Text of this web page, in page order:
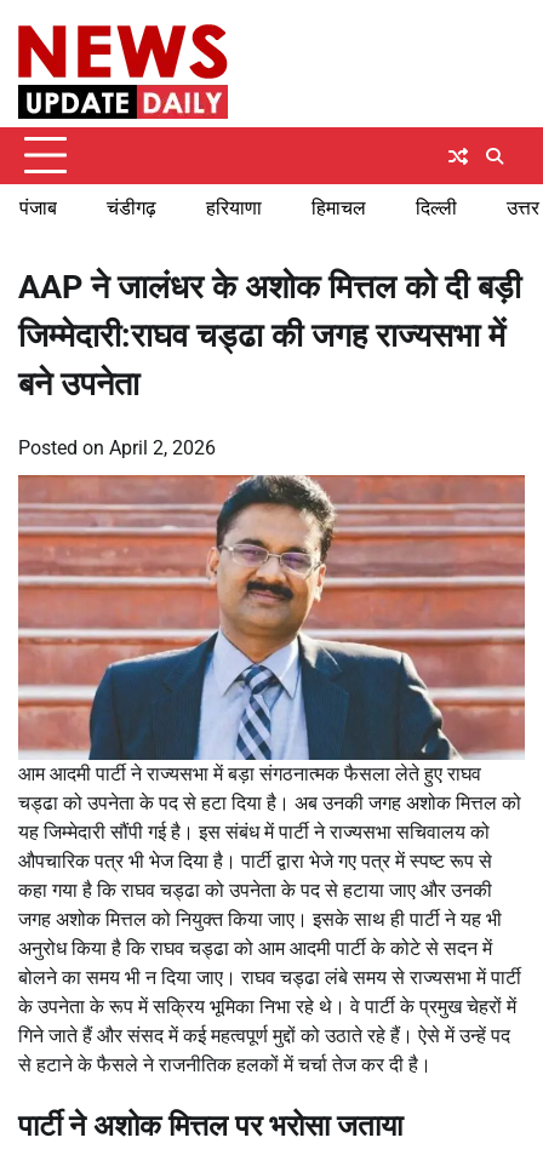
content
पंजाब चंडीगढ़ हरियाणा हिमाचल दिल्ली
AAP ने जालंधर के अशोक मित्तल को दी बड़ी
जिम्मेदारी:राघव चड्ढा की जगह राज्यसभा में
बने उपनेता
Posted on April 2, 2026
आम आदमी पार्टी ने राज्यसभा में बड़ा संगठनात्मक फैसला लेते हुए राघव
चड्ढा को उपनेता के पद से हटा दिया है। अब उनकी जगह अशोक मित्तल को
यह जिम्मेदारी सौंपी गई है। इस संबंध में पार्टी ने राज्यसभा सचिवालय को
औपचारिक पत्र भी भेज दिया है। पार्टी द्वारा भेजे गए पत्र में स्पष्ट रूप से
कहा गया है कि राघव चड्ढा को उपनेता के पद से हटाया जाए और उनकी
जगह अशोक मित्तल को नियुक्त किया जाए। इसके साथ ही पार्टी ने यह भी
अनुरोध किया है कि राघव चड्ढा को आम आदमी पार्टी के कोटे से सदन में
बोलने का समय भी न दिया जाए। राघव चड्ढा लंबे समय से राज्यसभा में पार्टी
के उपनेता के रूप में सक्रिय भूमिका निभा रहे थे। वे पार्टी के प्रमुख चेहरों में
गिने जाते हैं और संसद में कई महत्वपूर्ण मुद्दों को उठाते रहे हैं। ऐसे में उन्हें पद
से हटाने के फैसले ने राजनीतिक हलकों में चर्चा तेज कर दी है।
पार्टी ने अशोक मित्तल पर भरोसा जताया